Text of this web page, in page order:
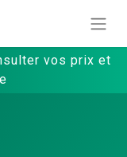
vos prix et